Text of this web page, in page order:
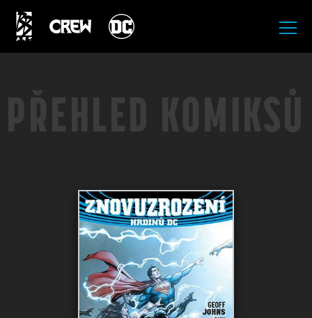
PŘEHLED KOMIKSŮ